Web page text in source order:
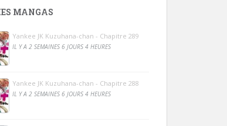
MANGAS
Yankee JK Kuzuhana-chan - Chapitre 289
IL Y A 2 SEMAINES 6 JOURS 4 HEURES
Yankee JK Kuzuhana-chan - Chapitre 288
IL Y A 2 SEMAINES 6 JOURS 4 HEURES